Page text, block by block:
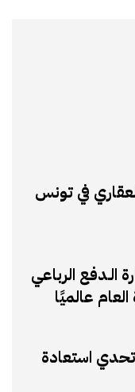
في تونس
الرباعي
استعادة